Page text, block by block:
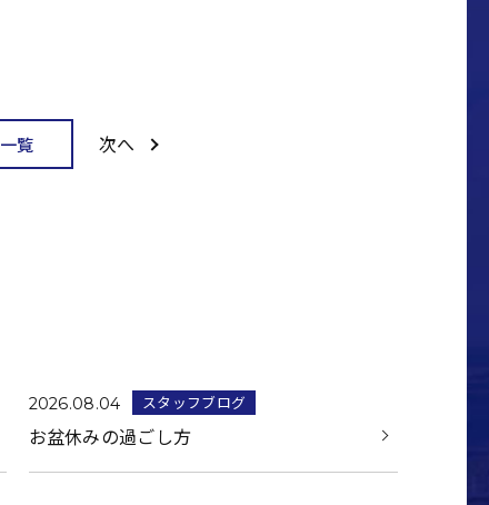
一覧 次へ
2026.08.04 スタッフブログ
お盆休みの過ごし方